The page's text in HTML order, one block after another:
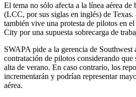
El tema no sólo afecta a la línea aérea de
(LCC, por sus siglas en inglés) de
también vive una protesta de pilotos en
City por una supuesta sobrecarga de
SWAPA pide a la gerencia de Southwest
contratación de pilotos considerando que
alta de verano. En caso contrario, los
incrementarán y podrían representar
aérea.